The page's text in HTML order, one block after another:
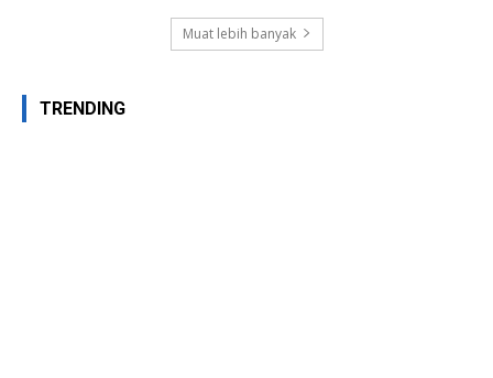
Muat lebih banyak
TRENDING